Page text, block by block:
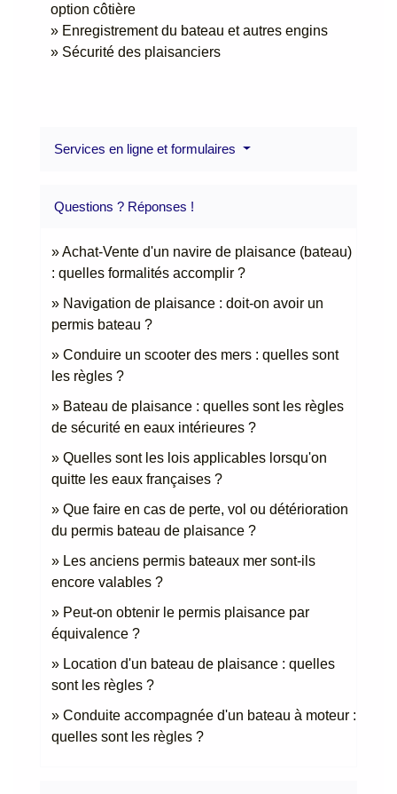
option côtière
Enregistrement du bateau et autres engins
Sécurité des plaisanciers
Services en ligne et formulaires
Questions ? Réponses !
Achat-Vente d'un navire de plaisance (bateau)
: quelles formalités accomplir ?
Navigation de plaisance : doit-on avoir un
permis bateau ?
Conduire un scooter des mers : quelles sont
les règles ?
Bateau de plaisance : quelles sont les règles
de sécurité en eaux intérieures ?
Quelles sont les lois applicables lorsqu'on
quitte les eaux françaises ?
Que faire en cas de perte, vol ou détérioration
du permis bateau de plaisance ?
Les anciens permis bateaux mer sont-ils
encore valables ?
Peut-on obtenir le permis plaisance par
équivalence ?
Location d'un bateau de plaisance : quelles
sont les règles ?
Conduite accompagnée d'un bateau à moteur :
quelles sont les règles ?